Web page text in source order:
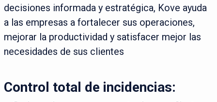
decisiones informada y estratégica, Kove ayuda
a las empresas a fortalecer sus operaciones,
mejorar la productividad y satisfacer mejor las
necesidades de sus clientes
Control total de incidencias: